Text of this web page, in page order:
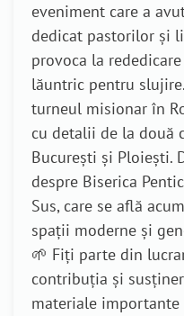
eveniment care a
dedicat pastorilor și
provoca la
lăuntric pentru
turneul misionar în
cu detalii de la două
București și Ploiești.
despre Biserica
Sus, care se află
spații moderne și
🌱 Fiți parte din
contribuția și
materiale